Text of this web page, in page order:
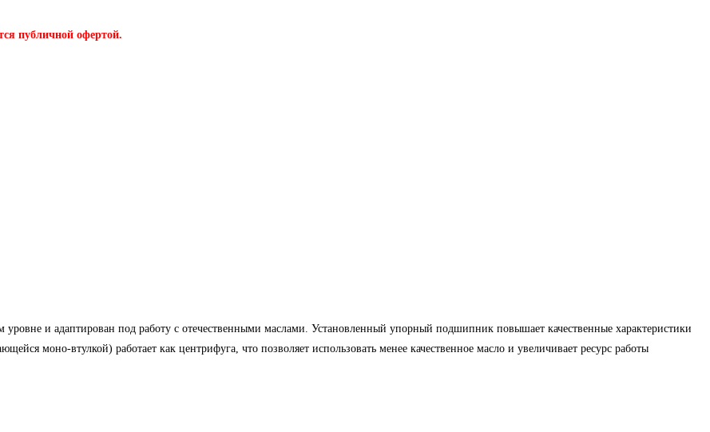
публичной офертой.
и адаптирован под работу с отечественными маслами. Установленный упорный подшипник повышает качественные характеристики
моно-втулкой) работает как центрифуга, что позволяет использовать менее качественное масло и увеличивает ресурс работы